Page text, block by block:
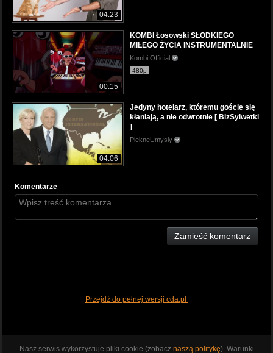
04:23
00:15
KOMBI Łosowski SŁODKIEGO
MIŁEGO ŻYCIA INSTRUMENTALNIE
Kombi Official
480p
04:06
Jedyny hotelarz, któremu goście się
kłaniają, a nie odwrotnie [ BizSylwetki
]
PiekneUmysly
Komentarze
Zamieść komentarz
Przejdź do pełnej wersji cda.pl
Nasz serwis wykorzystuje pliki cookie (zobacz naszą politykę). Warunki